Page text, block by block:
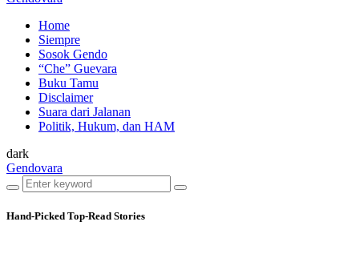
Home
Siempre
Sosok Gendo
“Che” Guevara
Buku Tamu
Disclaimer
Suara dari Jalanan
Politik, Hukum, dan HAM
dark
Gendovara
Hand-Picked Top-Read Stories